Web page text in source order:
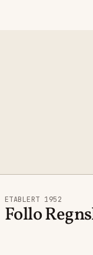
ETABLERT 1952
Follo